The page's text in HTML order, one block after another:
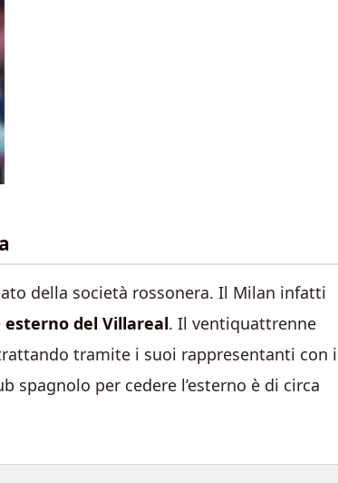
della società rossonera. Il Milan infatti
esterno del Villareal. Il ventiquattrenne
tramite i suoi rappresentanti con i
spagnolo per cedere l’esterno è di circa